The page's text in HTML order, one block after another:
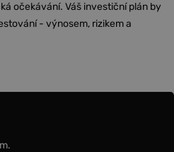
očekávání. Váš investiční plán by
- výnosem, rizikem a